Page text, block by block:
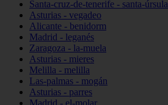
Santa-cruz-de-tenerife - santa-úrsula
Asturias - vegadeo
Alicante - benidorm
Madrid - leganés
Zaragoza - la-muela
Asturias - mieres
Melilla - melilla
Las-palmas - mogán
Asturias - parres
Madrid - el-molar